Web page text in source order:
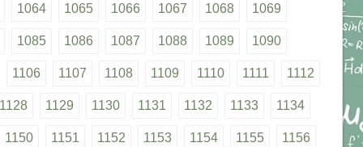
1064 1065 1066 1067 1068 1069
1085 1086 1087 1088 1089 1090
1106 1107 1108 1109 1110 1111 1112
1128 1129 1130 1131 1132 1133 1134
1150 1151 1152 1153 1154 1155 1156